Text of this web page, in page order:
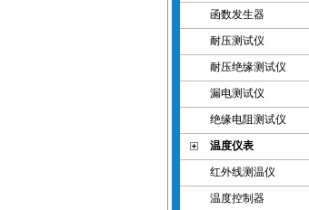
函数发生器
耐压测试仪
耐压绝缘测试仪
漏电测试仪
绝缘电阻测试仪
温度仪表
红外线测温仪
温度控制器